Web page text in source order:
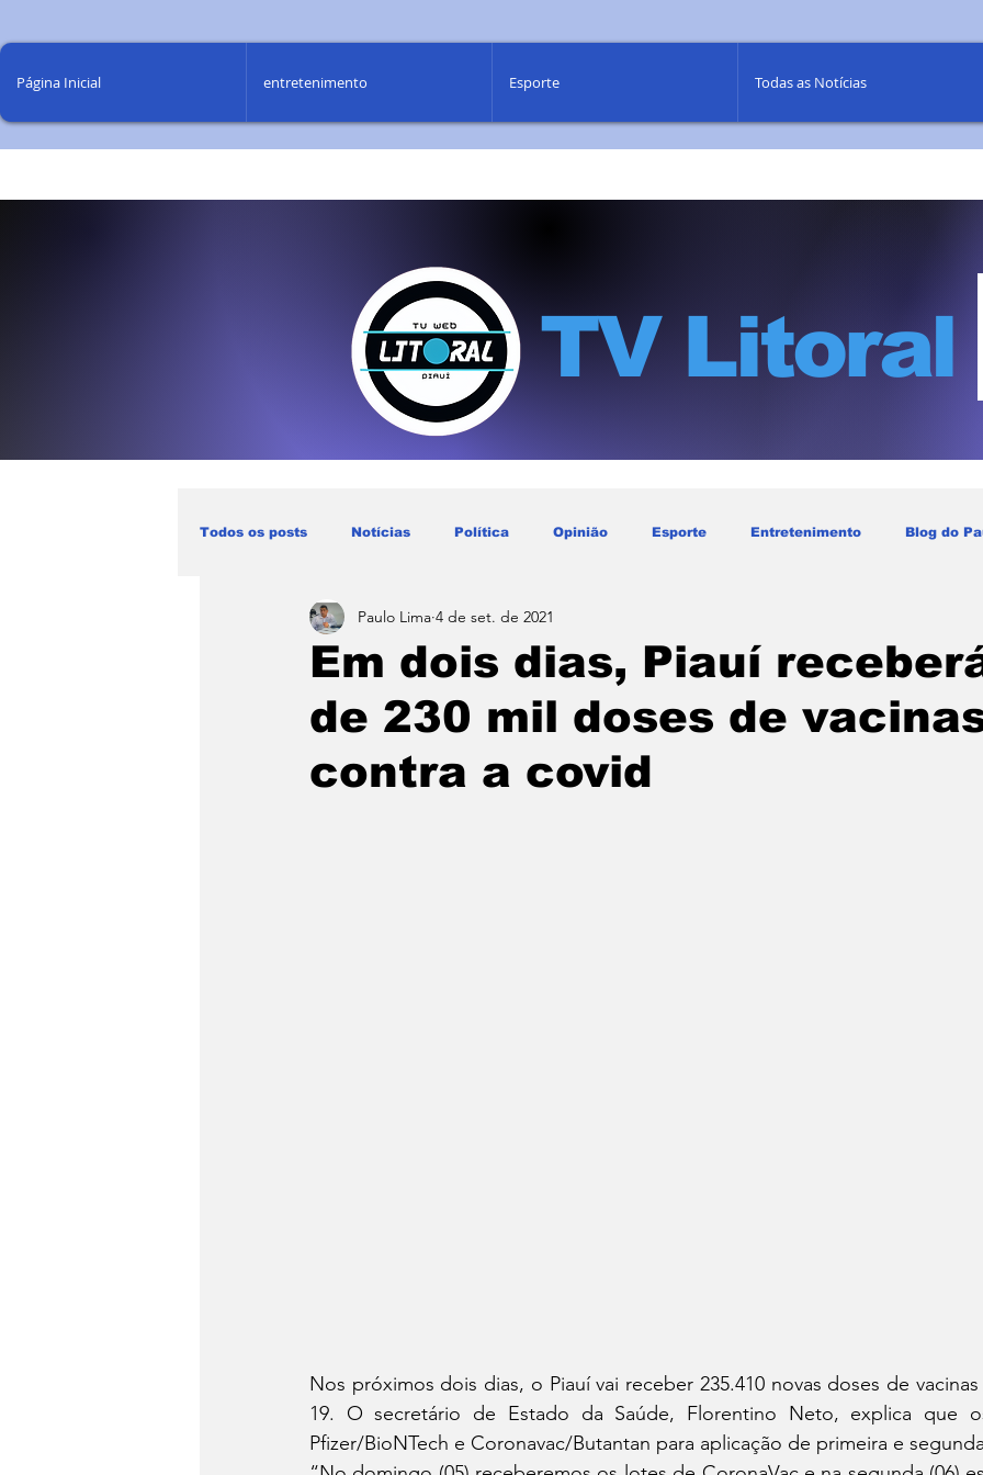
Página Inicial entretenimento Esporte Todas as Notícias
TV Litoral
Todos os posts Notícias Política Opinião Esporte Entretenimento Blog do
Blog Paulo Lima - Maranhão
Em dois dias, Piauí
de 230 mil doses de
contra a covid
Paulo Lima 4 de set. de 2021
Nos próximos dois dias, o Piauí vai receber 235.410 novas doses de
19. O secretário de Estado da Saúde, Florentino Neto, explica que
Pfizer/BioNTech e Coronavac/Butantan para aplicação de primeira e